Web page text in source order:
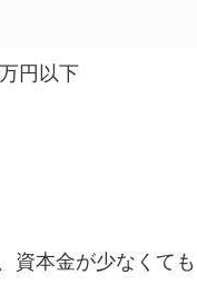
円以下
資本金が少なくても